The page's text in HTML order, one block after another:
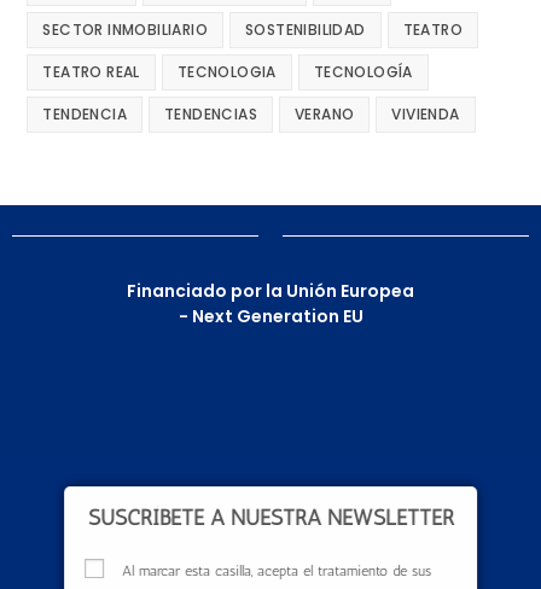
SECTOR INMOBILIARIO SOSTENIBILIDAD TEATRO
TEATRO REAL TECNOLOGIA TECNOLOGÍA
TENDENCIA TENDENCIAS VERANO VIVIENDA
Financiado por la Unión Europea
- Next Generation EU
SUSCRÍBETE A NUESTRA NEWSLETTER
Al marcar esta casilla, acepta el tratamiento de sus